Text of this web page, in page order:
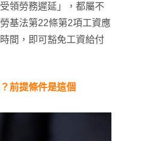
領勞務遲延」，都屬不
基法第22條第2項工資應
間，即可豁免工資給付
前提條件是這個